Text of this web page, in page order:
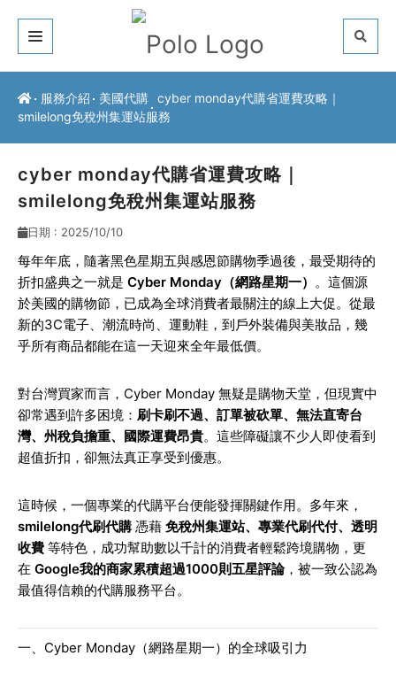
關於我們
服務介紹
常見問題
最新公告
聯絡方式
服務介紹 美國代購 cyber monday代購省運費攻略｜
smilelong免稅州集運站服務
cyber monday代購省運費攻略｜
smilelong免稅州集運站服務
日期 : 2025/10/10
每年年底，隨著黑色星期五與感恩節購物季過後，最受期待的
折扣盛典之一就是 Cyber Monday（網路星期一） 。這個源
於美國的購物節，已成為全球消費者最關注的線上大促。從最
新的3C電子、潮流時尚、運動鞋，到戶外裝備與美妝品，幾
乎所有商品都能在這一天迎來全年最低價。
對台灣買家而言，Cyber Monday 無疑是購物天堂，但現實中
卻常遇到許多困境： 刷卡刷不過、訂單被砍單、無法直寄台
灣、州稅負擔重、國際運費昂貴。這些障礙讓不少人即使看到
超值折扣，卻無法真正享受到優惠。
這時候，一個專業的代購平台便能發揮關鍵作用。多年來，
smilelong代刷代購 憑藉 免稅州集運站、專業代刷代付、透明
收費 等特色，成功幫助數以千計的消費者輕鬆跨境購物，更
在 Google我的商家累積超過1000則五星評論，被一致公認為
最值得信賴的代購服務平台。
一、Cyber Monday（網路星期一）的全球吸引力